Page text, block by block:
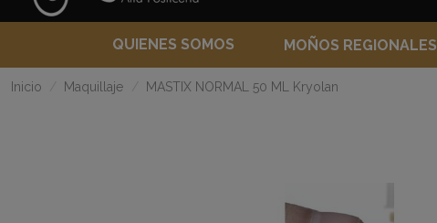
QUIENES SOMOS MOÑOS REGIONALES
Inicio Maquillaje MASTIX NORMAL 50 ML Kryolan